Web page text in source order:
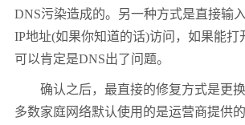
DNS污染造成的。另一种方式是直接输
IP地址(如果你知道的话)访问，如果能打
可以肯定是DNS出了问题。
确认之后，最直接的修复方式是更换
多数家庭网络默认使用的是运营商提供